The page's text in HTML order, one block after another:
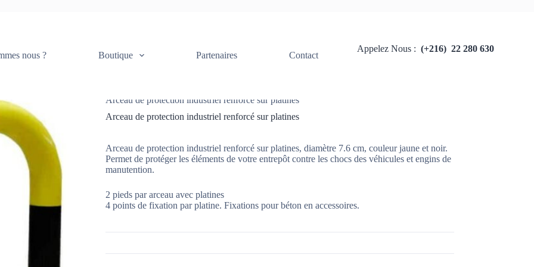
nous ? Boutique Partenaires Contact
Appelez Nous : (+216) 22 280 630
industriel renforcé sur platines
Arceau de protection industriel renforcé sur platines
Arceau de protection industriel renforcé sur platines
Arceau de protection industriel renforcé sur platines, diamètre 7.6 cm, couleur jaune et noir.
Permet de protéger les éléments de votre entrepôt contre les chocs des véhicules et engins de
manutention.
2 pieds par arceau avec platines
4 points de fixation par platine. Fixations pour béton en accessoires.